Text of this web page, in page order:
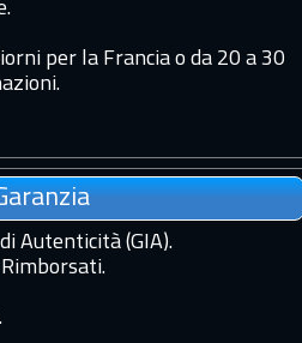
per la Francia o da 20 a 30
Autenticità (GIA).